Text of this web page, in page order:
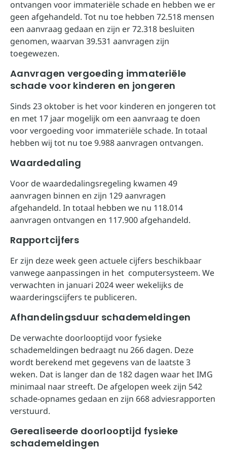
ontvangen voor immateriële schade en hebben we er
geen afgehandeld. Tot nu toe hebben 72.518 mensen
een aanvraag gedaan en zijn er 72.318 besluiten
genomen, waarvan 39.531 aanvragen zijn
toegewezen.
Aanvragen vergoeding immateriële
schade voor kinderen en jongeren
Sinds 23 oktober is het voor kinderen en jongeren tot
en met 17 jaar mogelijk om een aanvraag te doen
voor vergoeding voor immateriële schade. In totaal
hebben wij tot nu toe 9.988 aanvragen ontvangen.
Waardedaling
Voor de waardedalingsregeling kwamen 49
aanvragen binnen en zijn 129 aanvragen
afgehandeld. In totaal hebben we nu 118.014
aanvragen ontvangen en 117.900 afgehandeld.
Rapportcijfers
Er zijn deze week geen actuele cijfers beschikbaar
vanwege aanpassingen in het computersysteem. We
verwachten in januari 2024 weer wekelijks de
waarderingscijfers te publiceren.
Afhandelingsduur schademeldingen
De verwachte doorlooptijd voor fysieke
schademeldingen bedraagt nu 266 dagen. Deze
wordt berekend met gegevens van de laatste 3
weken. Dat is langer dan de 182 dagen waar het IMG
minimaal naar streeft. De afgelopen week zijn 542
schade-opnames gedaan en zijn 668 adviesrapporten
verstuurd.
Gerealiseerde doorlooptijd fysieke
schademeldingen